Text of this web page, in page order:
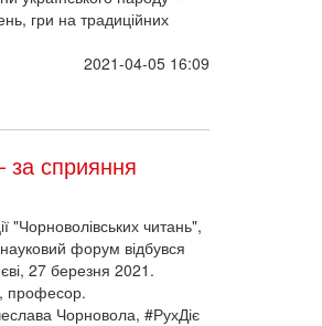
2021-04-05 16:09
"Чорноволівських читань",
форум відбувся
27 березня 2021.
професор.
Чорновола, #РухДіє
"Смолоскип", а
2021-03-30 11:16